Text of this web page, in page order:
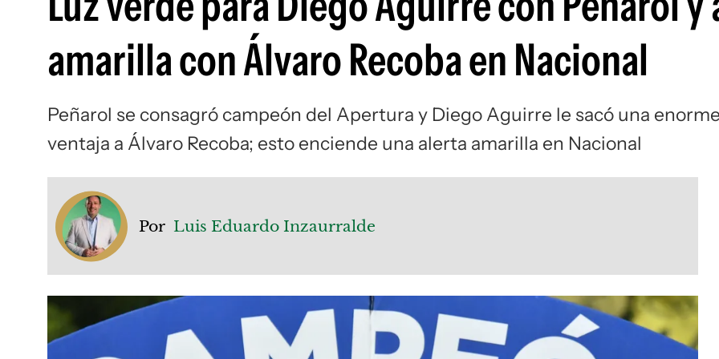
amarilla con Álvaro Recoba en Nacional
Peñarol se consagró campeón del Apertura y Diego Aguirre le sacó una enorme
ventaja a Álvaro Recoba; esto enciende una alerta amarilla en Nacional
Por Luis Eduardo Inzaurralde